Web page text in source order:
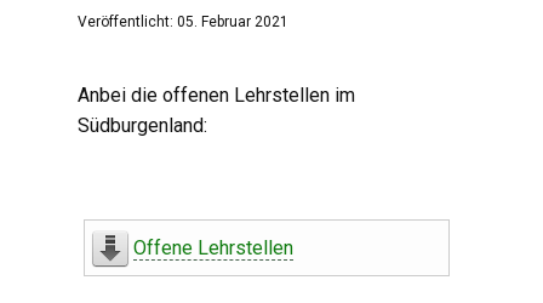
Veröffentlicht: 05. Februar 2021
Anbei die offenen Lehrstellen im
Südburgenland:
Offene Lehrstellen